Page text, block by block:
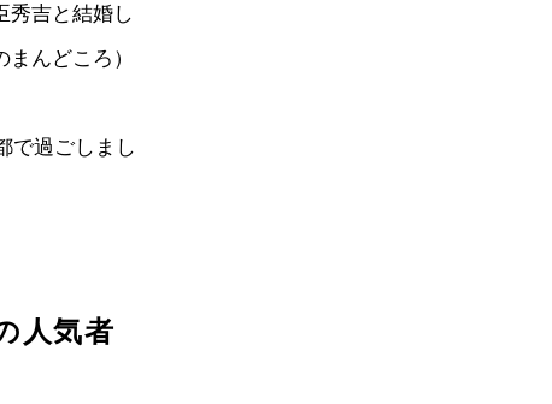
秀吉と結婚し
んどころ）
で過ごしまし
人気者